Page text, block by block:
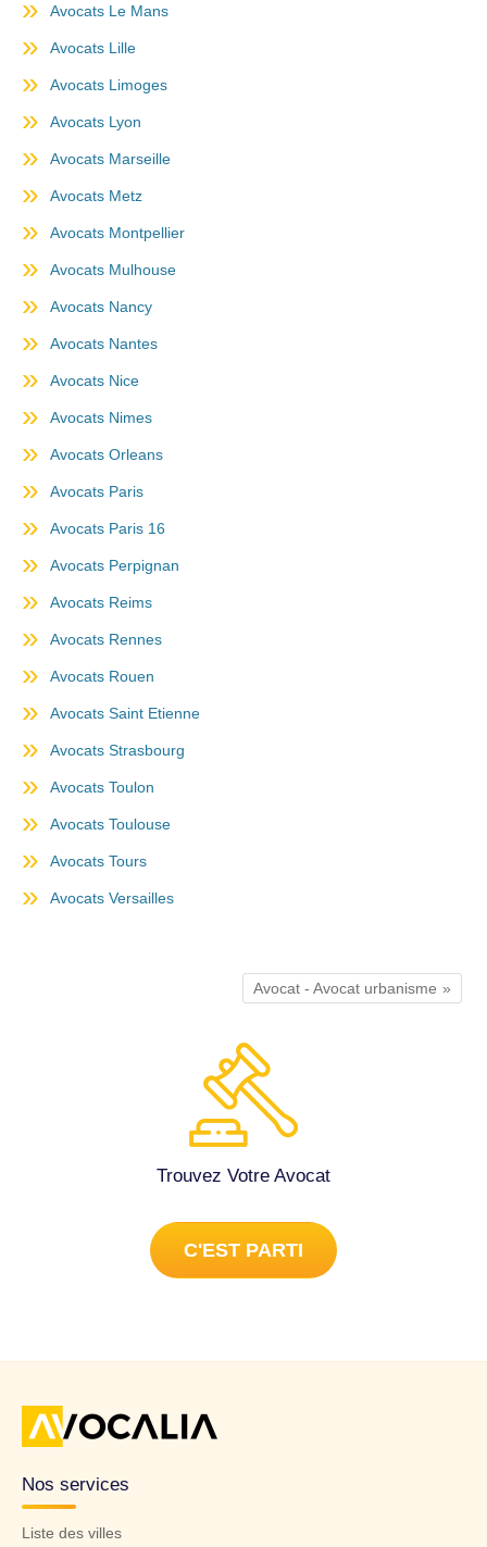
Avocats Le Mans
Avocats Lille
Avocats Limoges
Avocats Lyon
Avocats Marseille
Avocats Metz
Avocats Montpellier
Avocats Mulhouse
Avocats Nancy
Avocats Nantes
Avocats Nice
Avocats Nimes
Avocats Orleans
Avocats Paris
Avocats Paris 16
Avocats Perpignan
Avocats Reims
Avocats Rennes
Avocats Rouen
Avocats Saint Etienne
Avocats Strasbourg
Avocats Toulon
Avocats Toulouse
Avocats Tours
Avocats Versailles
Avocat - Avocat urbanisme
Trouvez Votre Avocat
C'EST PARTI
Nos services
Liste des villes